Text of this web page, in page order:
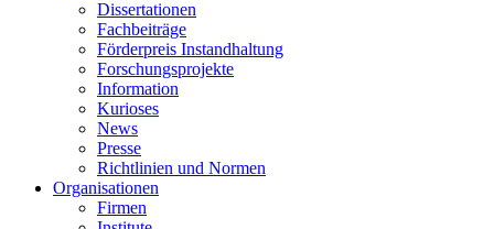
Dissertationen
Fachbeiträge
Förderpreis Instandhaltung
Forschungsprojekte
Information
Kurioses
News
Presse
Richtlinien und Normen
Organisationen
Firmen